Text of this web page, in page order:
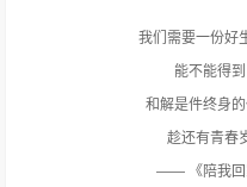
我们需要一份好
能不能得
和解是件终身
趁还有青春
—— 《陪我